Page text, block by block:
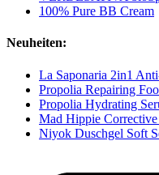
100% Pure BB Cream
Neuheiten:
La Saponaria 2in1
Propolia Repairing
Propolia Hydrating
Mad Hippie Corrective
Niyok Duschgel Soft